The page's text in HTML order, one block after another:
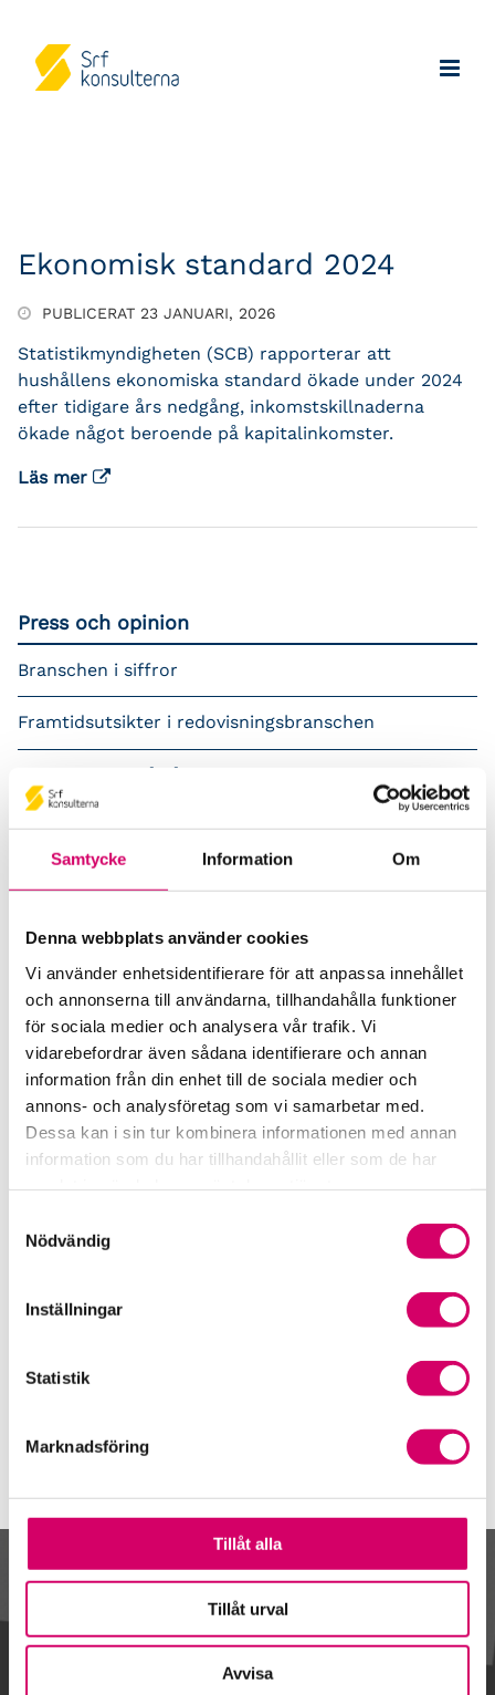
Samtycke Information Om
Denna webbplats använder cookies
Vi använder enhetsidentifierare för att anpassa innehållet
och annonserna till användarna, tillhandahålla funktioner
för sociala medier och analysera vår trafik. Vi
vidarebefordrar även sådana identifierare och annan
information från din enhet till de sociala medier och
annons- och analysföretag som vi samarbetar med.
Dessa kan i sin tur kombinera informationen med annan
information som du har tillhandahållit eller som de har
Nödvändig
Inställningar
Statistik
Marknadsföring
Tillåt alla
Tillåt urval
Avvisa
Ekonomisk standard 2024
PUBLICERAT 23 JANUARI, 2026
Statistikmyndigheten (SCB) rapporterar att
hushållens ekonomiska standard ökade under 2024
efter tidigare års nedgång, inkomstskillnaderna
ökade något beroende på kapitalinkomster.
Läs mer
Press och opinion
Branschen i siffror
Framtidsutsikter i redovisningsbranschen
Prenumerera på våra nyhetsbrev
Pressrum
Remisser
Samverkan med myndigheter och organisationer
Srf Fokusrapport 2024 – insikter för hållbart
företagande
Våra nyhetskanaler
Tidningen Konsulten
Öppet brev till Myndigheten för yrkeshögskolan
Framtidsutsikter i lönebranschen
Kalendarium